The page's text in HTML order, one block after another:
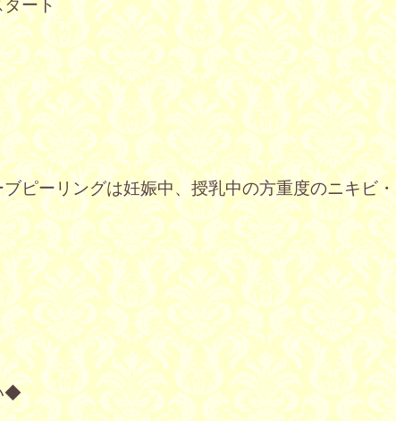
ート
ピーリングは妊娠中、授乳中の方重度のニキビ
◆